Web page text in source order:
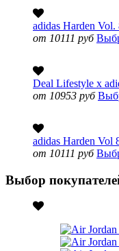
adidas Harden
от 10111 руб
Deal Lifestyle x
от 10953 руб
adidas Harden Vol
от 10111 руб
Выбор